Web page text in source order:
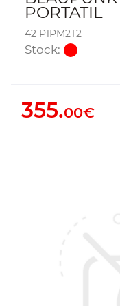
PORTATIL
42 P1PM2T2
Stock:
355.00€